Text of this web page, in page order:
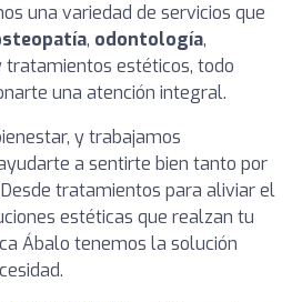
una variedad de servicios que
, odontología,
tratamientos estéticos, todo
una atención integral.
y trabajamos
a sentirte bien tanto por
tratamientos para aliviar el
estéticas que realzan tu
Ábalo tenemos la solución